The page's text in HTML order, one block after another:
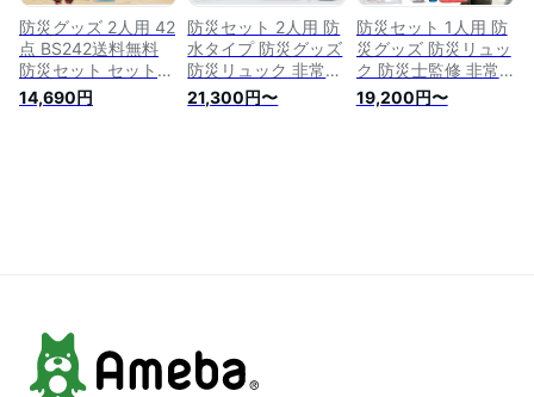
防災グッズ 2人用 42
点 BS242送料無料
防災セット セット
防災リュック 避難
避難グッズ 避難リュ
14,690円
防災セット 2人用 防
水タイプ 防災グッズ
防災リュック 非常用
トイレ 簡易トイレ
非常食 防災士監修
21,300円〜
防災セット 1人用 防
災グッズ 防災リュッ
ク 防災士監修 非常
用持出袋 女性 女性
用 1人暮らし 軽量 お
19,200円〜